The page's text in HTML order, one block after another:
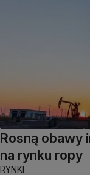
Rosną obawy
na rynku ropy
RYNKI